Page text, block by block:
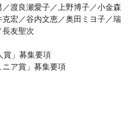
／渡良瀬愛子／上野博子／小金森
克宏／谷内文恵／奥田ミヨ子／瑞
長友聖次
賞」募集要項
ア賞」募集要項